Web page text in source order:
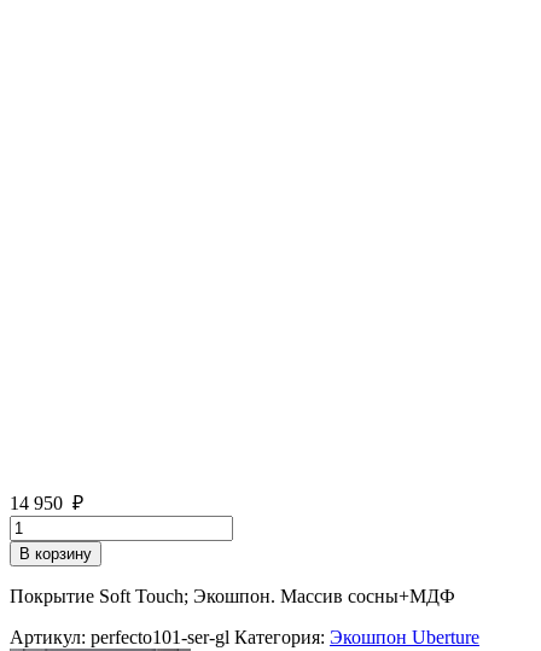
14 950 ₽
Количество
товара
Дверь
межкомнатная
Перфекто
101
В корзину
Покрытие Soft Touch; Экошпон. Массив сосны+МДФ
Артикул: perfecto101-ser-gl Категория: Экошпон Uberture